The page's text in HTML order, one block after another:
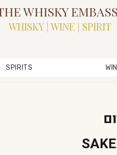
WHISKY
WHISKY | WINE | SPIRIT
SPIRITS